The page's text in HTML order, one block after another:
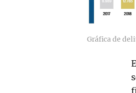
Gráfica de